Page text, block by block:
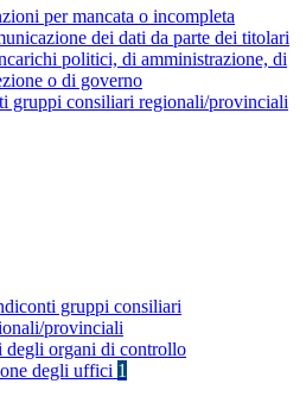
per mancata o incompleta
dei dati da parte dei titolari
politici, di amministrazione, di
o di governo
gruppi consiliari regionali/provinciali
gruppi consiliari
provinciali
degli organi di controllo
degli uffici 1